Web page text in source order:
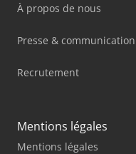
À propos de nous
Presse & communication
Recrutement
Mentions légales
Mentions légales